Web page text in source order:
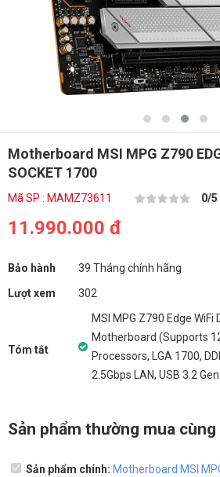
Motherboard MSI MPG Z790
SOCKET 1700
Mã SP : MAMZ73611 0/5
11.990.000 đ
Bảo hành
39 Tháng chính hãng
Lượt xem
302
Tóm tắt
MSI MPG Z790 Edge WiFi
Motherboard (Supports
Processors, LGA 1700,
2.5Gbps LAN, USB 3.2
Sản phẩm thường mua cùng
Sản phẩm chính: Motherboard MSI